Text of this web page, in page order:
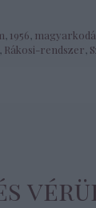
1956
Rákosi-rendszer